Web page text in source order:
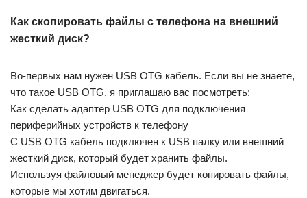
Как скопировать файлы с телефона на внешний
жесткий диск?
Во-первых нам нужен USB OTG кабель. Если вы не знаете,
что такое USB OTG, я приглашаю вас посмотреть:
Как сделать адаптер USB OTG для подключения
периферийных устройств к телефону
С USB OTG кабель подключен к USB палку или внешний
жесткий диск, который будет хранить файлы.
Используя файловый менеджер будет копировать файлы,
которые мы хотим двигаться.